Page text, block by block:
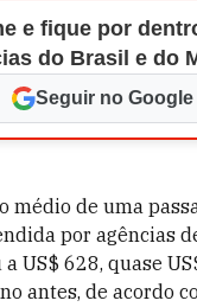
e fique por
do Brasil e do
Seguir no Google
médio de uma
por agências
US$ 628, quase
antes, de acordo